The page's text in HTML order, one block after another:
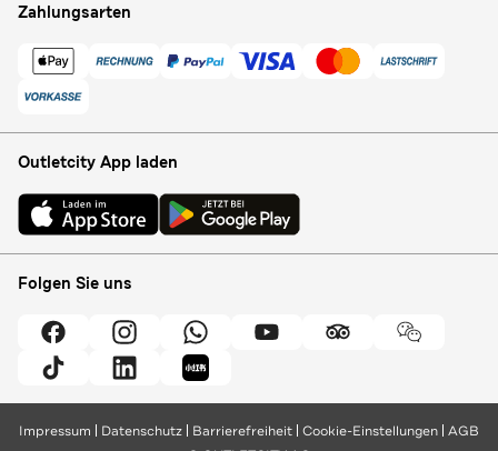
Zahlungsarten
Outletcity App laden
Folgen Sie uns
Impressum Datenschutz Barrierefreiheit Cookie-Einstellungen AGB